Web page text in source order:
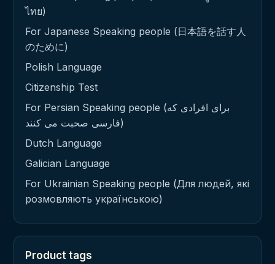
ไทย)
For Japanese Speaking people (日本語を話す人
のために)
Polish Language
Citizenship Test
For Persian Speaking people (برای افرادی که
فارسی صحبت می کنند)
Dutch Language
Galician Language
For Ukrainian Speaking people (Для людей, які
розмовляють українською)
Product tags